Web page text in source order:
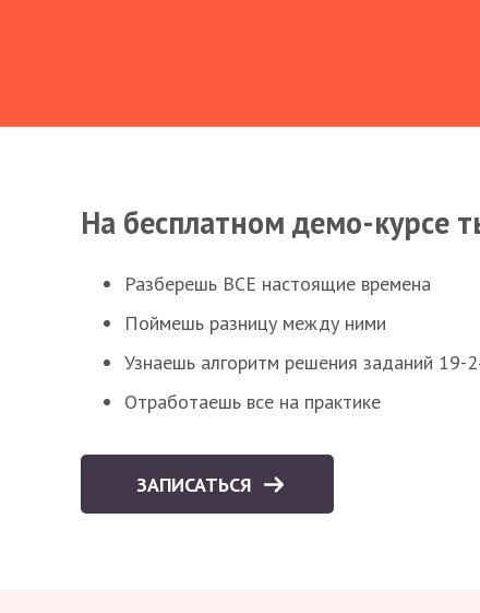
На бесплатном демо-курсе
Разберешь ВСЕ настоящие времена
Поймешь разницу между ними
Узнаешь алгоритм решения заданий 19-
Отработаешь все на практике
ЗАПИСАТЬСЯ